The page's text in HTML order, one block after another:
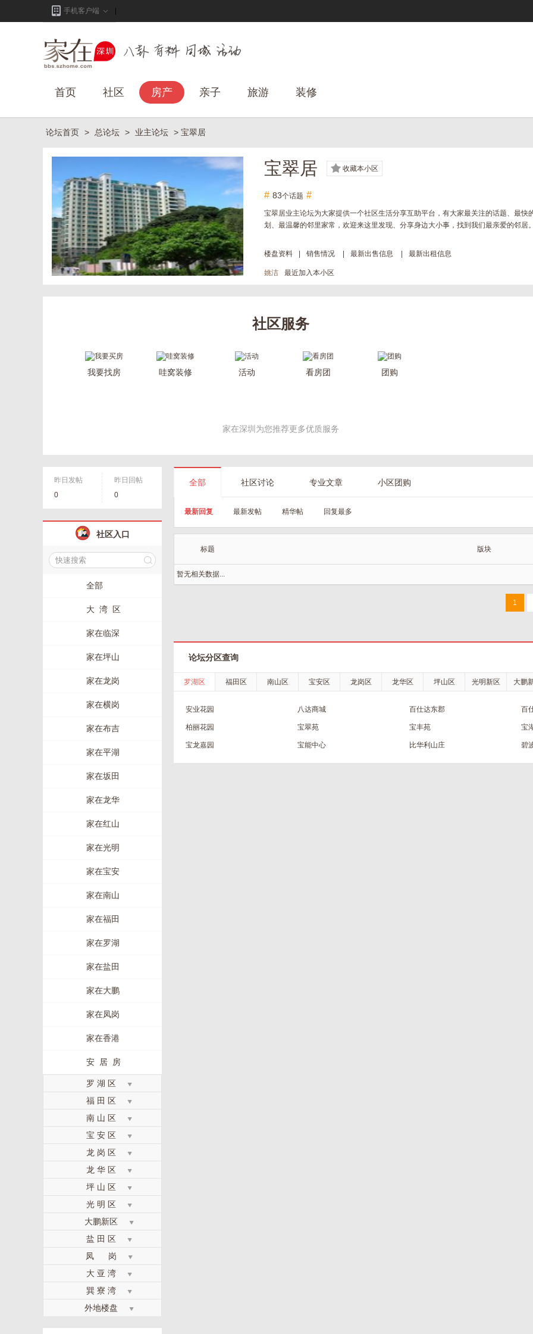
手机客户端
首页 社区 房产 亲子 旅游 装修
论坛首页 > 总论坛 > 业主论坛 > 宝翠居
宝翠居 收藏本小区
# 83个话题 #
宝翠居业主论坛为大家提供一个社区生活分享互助平台，有大家最关注的话题、最快
划、最温馨的邻里家常，欢迎来这里发现、分享身边大小事，找到我们最亲爱的邻居
楼盘资料 销售情况 最新出售信息 最新出租信息
姚洁 最近加入本小区
社区服务
我要找房 哇窝装修 活动 看房团 团购
家在深圳为您推荐更多优质服务
全部 社区讨论 专业文章 小区团购
最新回复 最新发帖 精华帖 回复最多
标题 版块
暂无相关数据...
1
论坛分区查询
罗湖区 福田区 南山区 宝安区 龙岗区 龙华区 坪山区 光明新区 大鹏
安业花园 八达商城 百仕达东郡 百
柏丽花园 宝翠苑 宝丰苑 宝
宝龙嘉园 宝能中心 比华利山庄 碧
昨日发帖
0
昨日回帖
0
社区入口
全部
大 湾 区
家在临深
家在坪山
家在龙岗
家在横岗
家在布吉
家在平湖
家在坂田
家在龙华
家在红山
家在光明
家在宝安
家在南山
家在福田
家在罗湖
家在盐田
家在大鹏
家在凤岗
家在香港
安 居 房
罗 湖 区
福 田 区
南 山 区
宝 安 区
龙 岗 区
龙 华 区
坪 山 区
光 明 区
大鹏新区
盐 田 区
凤 岗
大 亚 湾
巽 寮 湾
外地楼盘